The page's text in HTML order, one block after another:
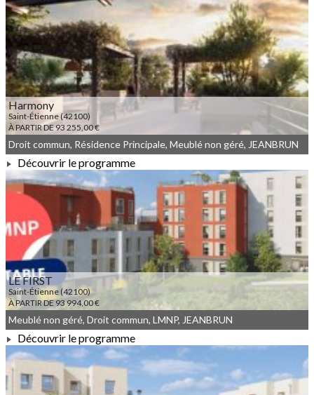
À PARTIR DE 132 700,00 €
Harmony
Saint-Étienne (42100)
À PARTIR DE 93 255,00 €
À PARTIR DE 93 255,00 €
Droit commun, Résidence Principale, Meublé non géré, JEANBRUN
Découvrir le programme
LE FIRST
Saint-Étienne (42100)
À PARTIR DE 93 994,00 €
À PARTIR DE 93 994,00 €
Meublé non géré, Droit commun, LMNP, JEANBRUN
Découvrir le programme